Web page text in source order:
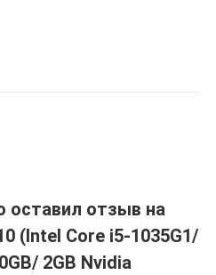
оставил отзыв на
(Intel Core i5-1035G1/
2GB Nvidia